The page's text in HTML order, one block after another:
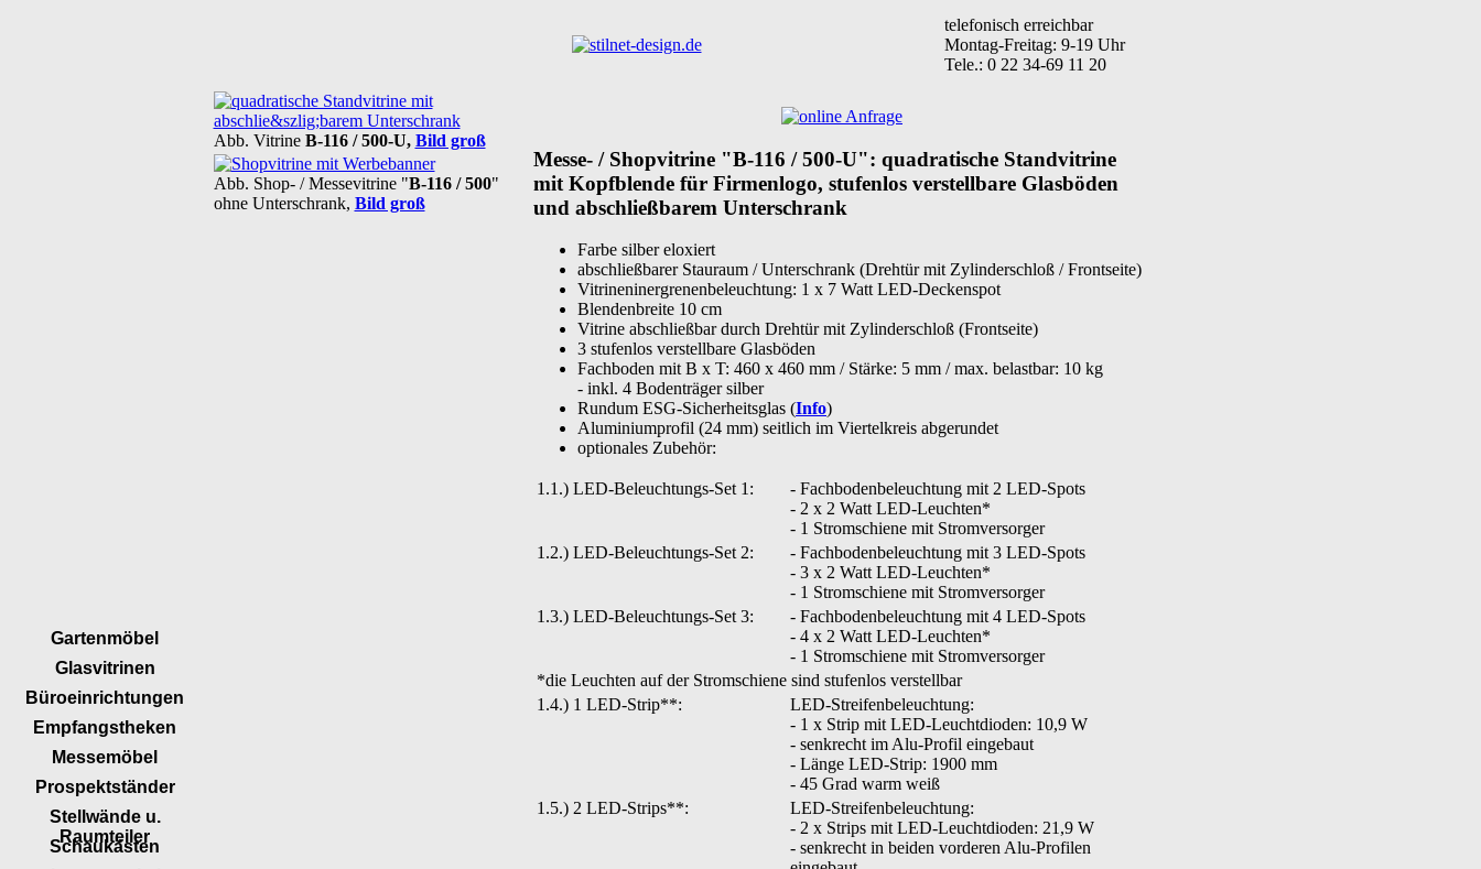
telefonisch erreichbar
Montag-Freitag: 9-19 Uhr
Tele.: 0 22 34-69 11 20
Gartenmöbel
Glasvitrinen
Büroeinrichtungen
Empfangstheken
Messemöbel
Prospektständer
Stellwände u.
Raumteiler
Schaukästen
Abb. Vitrine B-116 / 500-U, Bild groß
Abb. Shop- / Messevitrine "B-116 / 500"
ohne Unterschrank, Bild groß
Messe- / Shopvitrine "B-116 / 500-U": quadratische Standvitrine
mit Kopfblende für Firmenlogo, stufenlos verstellbare Glasböden
und abschließbarem Unterschrank
Farbe silber eloxiert
abschließbarer Stauraum / Unterschrank (Drehtür mit Zylinderschloß / Frontseite)
Vitrineninergrenenbeleuchtung: 1 x 7 Watt LED-Deckenspot
Blendenbreite 10 cm
Vitrine abschließbar durch Drehtür mit Zylinderschloß (Frontseite)
3 stufenlos verstellbare Glasböden
Fachboden mit B x T: 460 x 460 mm / Stärke: 5 mm / max. belastbar: 10 kg
- inkl. 4 Bodenträger silber
Rundum ESG-Sicherheitsglas (Info)
Aluminiumprofil (24 mm) seitlich im Viertelkreis abgerundet
optionales Zubehör:
1.1.) LED-Beleuchtungs-Set 1:
- Fachbodenbeleuchtung mit 2 LED-Spots
- 2 x 2 Watt LED-Leuchten*
- 1 Stromschiene mit Stromversorger
1.2.) LED-Beleuchtungs-Set 2:
- Fachbodenbeleuchtung mit 3 LED-Spots
- 3 x 2 Watt LED-Leuchten*
- 1 Stromschiene mit Stromversorger
1.3.) LED-Beleuchtungs-Set 3:
- Fachbodenbeleuchtung mit 4 LED-Spots
- 4 x 2 Watt LED-Leuchten*
- 1 Stromschiene mit Stromversorger
*die Leuchten auf der Stromschiene sind stufenlos verstellbar
1.4.) 1 LED-Strip**:
LED-Streifenbeleuchtung:
- 1 x Strip mit LED-Leuchtdioden: 10,9 W
- senkrecht im Alu-Profil eingebaut
- Länge LED-Strip: 1900 mm
- 45 Grad warm weiß
1.5.) 2 LED-Strips**:
LED-Streifenbeleuchtung:
- 2 x Strips mit LED-Leuchtdioden: 21,9 W
- senkrecht in beiden vorderen Alu-Profilen